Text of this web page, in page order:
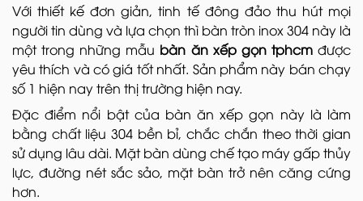
Với thiết kế đơn giản, tinh tế đông đảo thu hút mọi
người tin dùng và lựa chọn thì bàn tròn inox 304 này là
một trong những mẫu bàn ăn xếp gọn tphcmđược
yêu thích và có giá tốt nhất. Sản phẩm này bán chạy
số 1 hiện nay trên thị trường hiện nay.
Đặc điểm nổi bật của bàn ăn xếp gọn này là làm
bằng chất liệu 304 bền bỉ, chắc chắn theo thời gian
sử dụng lâu dài. Mặt bàn dùng chế tạo máy gấp thủy
lực, đường nét sắc sảo, mặt bàn trở nên căng cứng
hơn.